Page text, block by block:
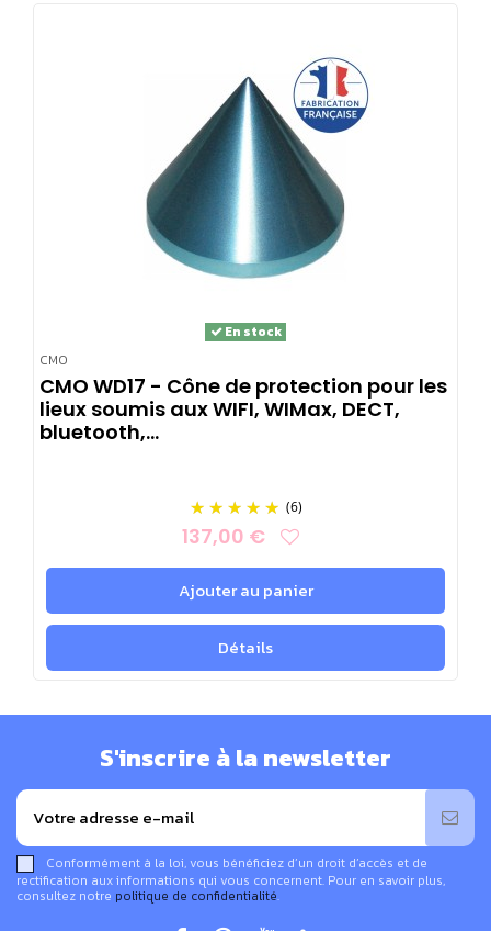
CMO
En stock
CMO WD17 - Cône de protection pour les
lieux soumis aux WIFI, WIMax, DECT,
bluetooth,...
(6)
137,00 €
Ajouter au panier
Détails
S'inscrire à la newsletter
Conformément à la loi, vous bénéficiez d’un droit d’accès et de
rectification aux informations qui vous concernent. Pour en savoir plus,
consultez notre politique de confidentialité.